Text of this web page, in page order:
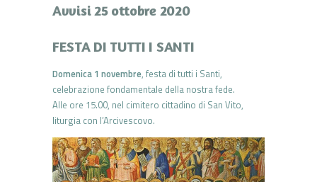
Avvisi 25 ottobre 2020
FESTA DI TUTTI I SANTI
Domenica 1 novembre, festa di tutti i Santi,
celebrazione fondamentale della nostra fede.
Alle ore 15.00, nel cimitero cittadino di San Vito,
liturgia con l’Arcivescovo.